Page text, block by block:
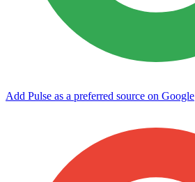
Add Pulse as a preferred source on Google